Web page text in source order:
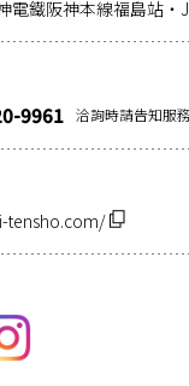
電鐵阪神本線福島站
9961 洽詢時請告知服
tensho.com/